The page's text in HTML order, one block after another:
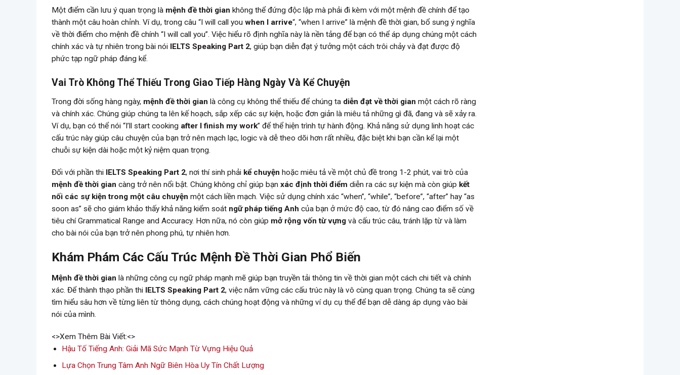
Một điểm cần lưu ý quan trọng là mệnh đề thời gian không thể đứng độc lập mà phải đi kèm với một mệnh đề chính để tạo
thành một câu hoàn chỉnh. Ví dụ, trong câu “I will call you when I arrive“, “when I arrive” là mệnh đề thời gian, bổ sung ý nghĩa
về thời điểm cho mệnh đề chính “I will call you”. Việc hiểu rõ định nghĩa này là nền tảng để bạn có thể áp dụng chúng một cách
chính xác và tự nhiên trong bài nói IELTS Speaking Part 2, giúp bạn diễn đạt ý tưởng một cách trôi chảy và đạt được độ
phức tạp ngữ pháp đáng kể.
Vai Trò Không Thể Thiếu Trong Giao Tiếp Hàng Ngày Và Kể Chuyện
Trong đời sống hàng ngày, mệnh đề thời gian là công cụ không thể thiếu để chúng ta diễn đạt về thời gian một cách rõ ràng
và chính xác. Chúng giúp chúng ta lên kế hoạch, sắp xếp các sự kiện, hoặc đơn giản là miêu tả những gì đã, đang và sẽ xảy ra.
Ví dụ, bạn có thể nói “I’ll start cooking after I finish my work” để thể hiện trình tự hành động. Khả năng sử dụng linh hoạt các
cấu trúc này giúp câu chuyện của bạn trở nên mạch lạc, logic và dễ theo dõi hơn rất nhiều, đặc biệt khi bạn cần kể lại một
chuỗi sự kiện dài hoặc một kỷ niệm quan trọng.
Đối với phần thi IELTS Speaking Part 2, nơi thí sinh phải kể chuyện hoặc miêu tả về một chủ đề trong 1-2 phút, vai trò của
mệnh đề thời gian càng trở nên nổi bật. Chúng không chỉ giúp bạn xác định thời điểm diễn ra các sự kiện mà còn giúp kết
nối các sự kiện trong một câu chuyện một cách liền mạch. Việc sử dụng chính xác “when”, “while”, “before”, “after” hay “as
soon as” sẽ cho giám khảo thấy khả năng kiểm soát ngữ pháp tiếng Anh của bạn ở mức độ cao, từ đó nâng cao điểm số về
tiêu chí Grammatical Range and Accuracy. Hơn nữa, nó còn giúp mở rộng vốn từ vựng và cấu trúc câu, tránh lặp từ và làm
cho bài nói của bạn trở nên phong phú, tự nhiên hơn.
Khám Phám Các Cấu Trúc Mệnh Đề Thời Gian Phổ Biến
Mệnh đề thời gian là những công cụ ngữ pháp mạnh mẽ giúp bạn truyền tải thông tin về thời gian một cách chi tiết và chính
xác. Để thành thạo phần thi IELTS Speaking Part 2, việc nắm vững các cấu trúc này là vô cùng quan trọng. Chúng ta sẽ cùng
tìm hiểu sâu hơn về từng liên từ thông dụng, cách chúng hoạt động và những ví dụ cụ thể để bạn dễ dàng áp dụng vào bài
nói của mình.
<>Xem Thêm Bài Viết:<>
Hậu Tố Tiếng Anh: Giải Mã Sức Mạnh Từ Vựng Hiệu Quả
Lựa Chọn Trung Tâm Anh Ngữ Biên Hòa Uy Tín Chất Lượng